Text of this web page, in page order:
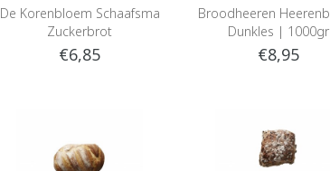
De Korenbloem Schaafsma
Zuckerbrot
€6,85
Broodheeren
Dunkles | 1000gr
€8,95